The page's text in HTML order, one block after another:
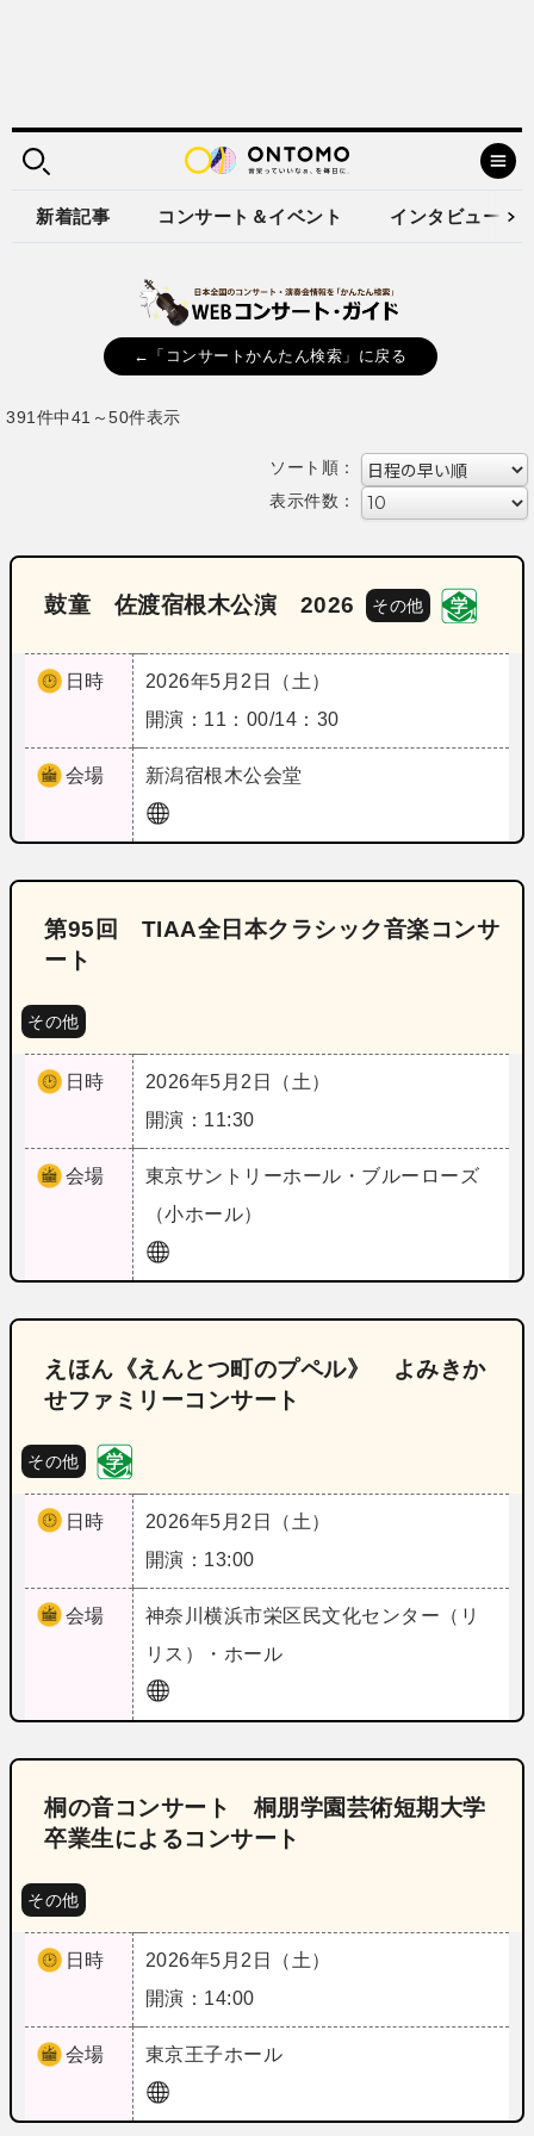
新着記事 コンサート＆イベント インタビュー
←「コンサートかんたん検索」に戻る
391件中41～50件表示
ソート順：
表示件数：
鼓童 佐渡宿根木公演 2026 その他
日時
2026年5月2日（土）
開演：11：00/14：30
会場 新潟宿根木公会堂
第95回 TIAA全日本クラシック音楽コンサ
ート
その他
日時
2026年5月2日（土）
開演：11:30
会場 東京サントリーホール・ブルーローズ
（小ホール）
えほん《えんとつ町のプペル》 よみきか
せファミリーコンサート
その他
日時
2026年5月2日（土）
開演：13:00
会場 神奈川横浜市栄区民文化センター（リ
リス）・ホール
桐の音コンサート 桐朋学園芸術短期大学
卒業生によるコンサート
その他
日時
2026年5月2日（土）
開演：14:00
会場 東京王子ホール